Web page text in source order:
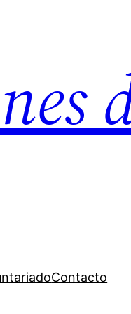
Contacto